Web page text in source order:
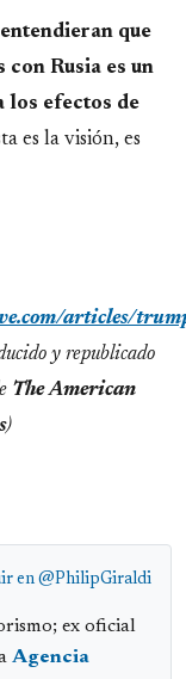
que
Rusia es un
los efectos de
es la visión, es
articles/
y republicado
The American
)
en @PhilipGiraldi
ex oficial
Agencia